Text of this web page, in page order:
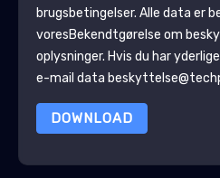
brugsbetingelser. Alle data er
voresBekendtgørelse om
oplysninger. Hvis du har
e-mail data
DOWNLOAD